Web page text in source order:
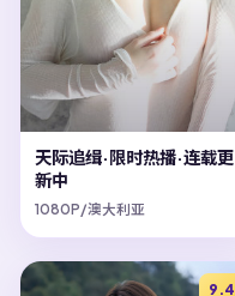
天际追缉·限时热播·连载更
新中
1080P/澳大利亚
9.4